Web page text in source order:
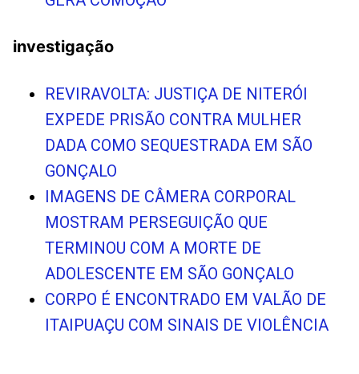
investigação
REVIRAVOLTA: JUSTIÇA DE NITERÓI
EXPEDE PRISÃO CONTRA MULHER
DADA COMO SEQUESTRADA EM SÃO
GONÇALO
IMAGENS DE CÂMERA CORPORAL
MOSTRAM PERSEGUIÇÃO QUE
TERMINOU COM A MORTE DE
ADOLESCENTE EM SÃO GONÇALO
CORPO É ENCONTRADO EM VALÃO DE
ITAIPUAÇU COM SINAIS DE VIOLÊNCIA